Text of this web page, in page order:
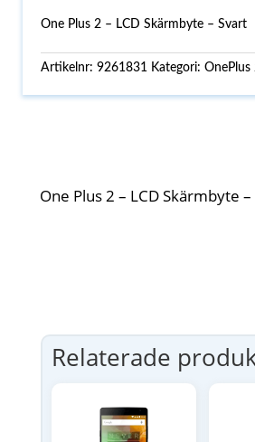
One Plus 2 – LCD Skärmbyte – Svart
Artikelnr:9261831 Kategori:OnePlus
One Plus 2 – LCD Skärmbyte
Relaterade